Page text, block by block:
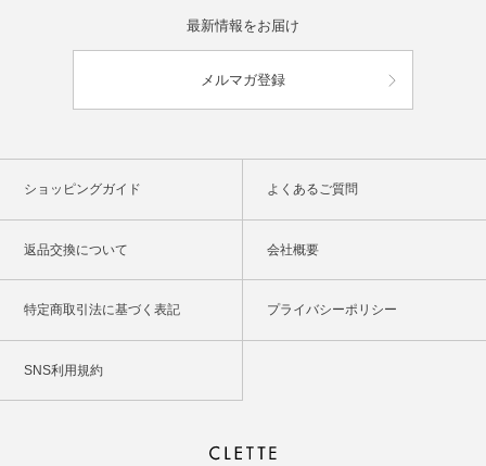
最新情報をお届け
メルマガ登録
ショッピングガイド よくあるご質問
返品交換について 会社概要
特定商取引法に基づく表記 プライバシーポリシー
SNS利用規約